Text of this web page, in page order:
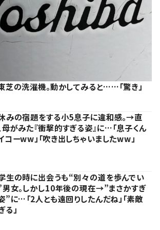
の洗濯機。動かしてみると……「驚き」
みの宿題をする小5息子に違和感。→直
母がみた『衝撃的すぎる姿』に…「息子くん
コーww」「吹き出しちゃいましたww」
生の時に出会うも“別々の道を歩んでい
男女。しかし10年後の現在→”まさかすぎ
”に…「2人とも遠回りしたんだね」「素敵
る」